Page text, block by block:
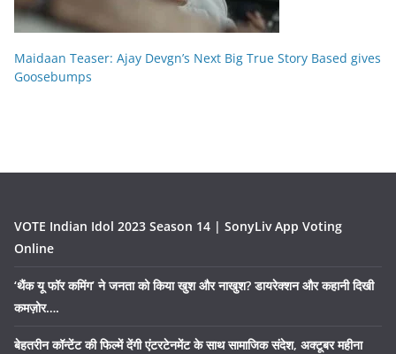
Maidaan Teaser: Ajay Devgn’s Next Big True Story Based gives
Goosebumps
VOTE Indian Idol 2023 Season 14 | SonyLiv App Voting
Online
‘थैंक यू फॉर कमिंग’ ने जनता को किया खुश और नाखुश? डायरेक्शन और कहानी दिखी
कमज़ोर….
बेहतरीन कॉन्टेंट की फिल्में देंगी एंटरटेनमेंट के साथ सामाजिक संदेश, अक्टूबर महीना